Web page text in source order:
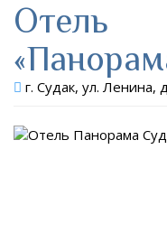
Отель
г. Судак, ул. Ленина,